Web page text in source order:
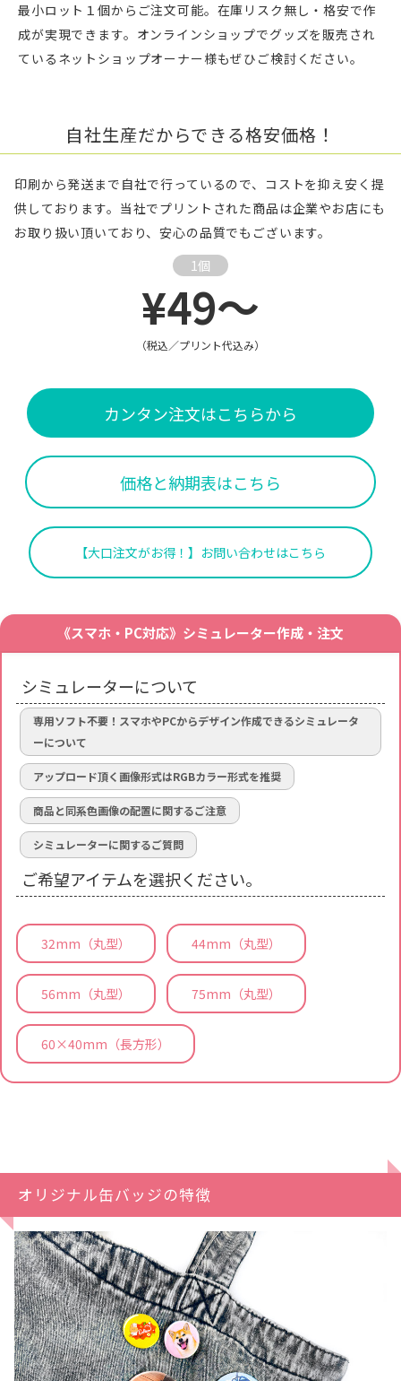
最小ロット１個からご注文可能。在庫リスク無し・格安で作
成が実現できます。オンラインショップでグッズを販売され
ているネットショップオーナー様もぜひご検討ください。
自社生産だからできる格安価格！
印刷から発送まで自社で行っているので、コストを抑え安く提
供しております。当社でプリントされた商品は企業やお店にも
お取り扱い頂いており、安心の品質でもございます。
1個
¥49～
（税込／プリント代込み）
カンタン注文はこちらから
価格と納期表はこちら
【大口注文がお得！】お問い合わせはこちら
《スマホ・PC対応》シミュレーター作成・注文
シミュレーターについて
専用ソフト不要！スマホやPCからデザイン作成できるシミュレータ
ーについて
アップロード頂く画像形式はRGBカラー形式を推奨
商品と同系色画像の配置に関するご注意
シミュレーターに関するご質問
ご希望アイテムを選択ください。
32mm（丸型） 44mm（丸型）
56mm（丸型） 75mm（丸型）
60×40mm（長方形）
オリジナル缶バッジの特徴